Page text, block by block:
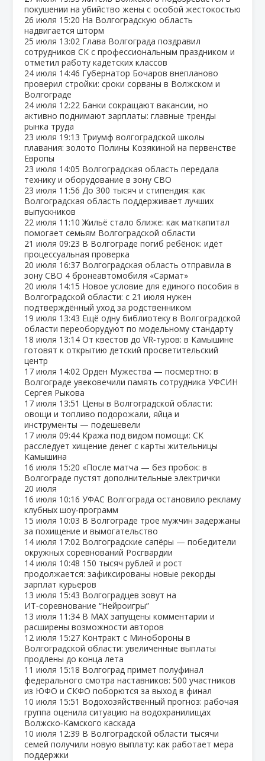
покушении на убийство жены с особой жестокостью
26 июля 15:20 На Волгоградскую область
надвигается шторм
25 июля 13:02 Глава Волгограда поздравил
сотрудников СК с профессиональным праздником и
отметил работу кадетских классов
24 июля 14:46 Губернатор Бочаров внепланово
проверил стройки: сроки сорваны в Волжском и
Волгограде
24 июля 12:22 Банки сокращают вакансии, но
активно поднимают зарплаты: главные тренды
рынка труда
23 июля 19:13 Триумф волгоградской школы
плавания: золото Полины Козякиной на первенстве
Европы
23 июля 14:05 Волгоградская область передала
технику и оборудование в зону СВО
23 июля 11:56 До 300 тысяч и стипендия: как
Волгоградская область поддерживает лучших
выпускников
22 июля 11:10 Жильё стало ближе: как маткапитал
помогает семьям Волгоградской области
21 июля 09:23 В Волгограде погиб ребёнок: идёт
процессуальная проверка
20 июля 16:37 Волгоградская область отправила в
зону СВО 4 бронеавтомобиля «Сармат»
20 июля 14:15 Новое условие для единого пособия в
Волгоградской области: с 21 июля нужен
подтверждённый уход за родственником
19 июля 13:43 Ещё одну библиотеку в Волгоградской
области переоборудуют по модельному стандарту
18 июля 13:14 От квестов до VR‑туров: в Камышине
готовят к открытию детский просветительский
центр
17 июля 14:02 Орден Мужества — посмертно: в
Волгограде увековечили память сотрудника УФСИН
Сергея Рыкова
17 июля 13:51 Цены в Волгоградской области:
овощи и топливо подорожали, яйца и
инструменты — подешевели
17 июля 09:44 Кража под видом помощи: СК
расследует хищение денег с карты жительницы
Камышина
16 июля 15:20 «После матча — без пробок: в
Волгограде пустят дополнительные электрички
20 июля
16 июля 10:16 УФАС Волгограда остановило рекламу
клубных шоу‑программ
15 июля 10:03 В Волгограде трое мужчин задержаны
за похищение и вымогательство
14 июля 17:02 Волгоградские сапёры — победители
окружных соревнований Росгвардии
14 июля 10:48 150 тысяч рублей и рост
продолжается: зафиксированы новые рекорды
зарплат курьеров
13 июля 15:43 Волгоградцев зовут на
ИТ‑соревнование “Нейроигры”
13 июля 11:34 В МАХ запущены комментарии и
расширены возможности авторов
12 июля 15:27 Контракт с Минобороны в
Волгоградской области: увеличенные выплаты
продлены до конца лета
11 июля 15:18 Волгоград примет полуфинал
федерального смотра наставников: 500 участников
из ЮФО и СКФО поборются за выход в финал
10 июля 15:51 Водохозяйственный прогноз: рабочая
группа оценила ситуацию на водохранилищах
Волжско‑Камского каскада
10 июля 12:39 В Волгоградской области тысячи
семей получили новую выплату: как работает мера
поддержки